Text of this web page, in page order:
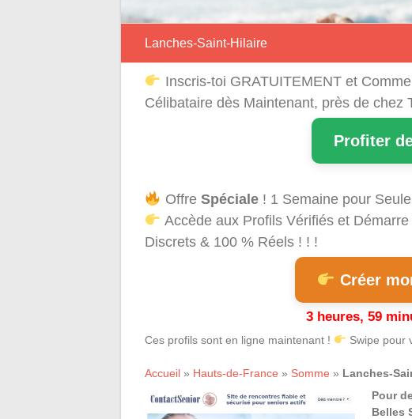
Lanches-Saint-Hilaire
Inscris-toi GRATUITEMENT et
Célibataire dès Maintenant, près de chez
Profiter
Offre Spéciale! 1 Semaine pour
Accède aux Profils Vérifiés et
Discrets & 100 % Réels ! ! !
Créer
3 heures, 59
Ces profils sont en ligne maintenant ! Swipe pour
Accueil » Hauts-de-France » Somme » Lanches-
Pour
Belles